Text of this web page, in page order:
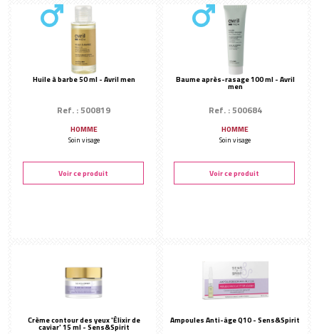
Santaverde
Thank You Farmer
Huile à barbe 50 ml - Avril men
Ref. : 500819
HOMME
Soin visage
Voir ce produit
Baume après-rasage 100 ml - Avril
men
Ref. : 500684
HOMME
Soin visage
Voir ce produit
Crème contour des yeux 'Élixir de
caviar' 15 ml - Sens&Spirit
Ampoules Anti-âge Q10 - Sens&Spirit